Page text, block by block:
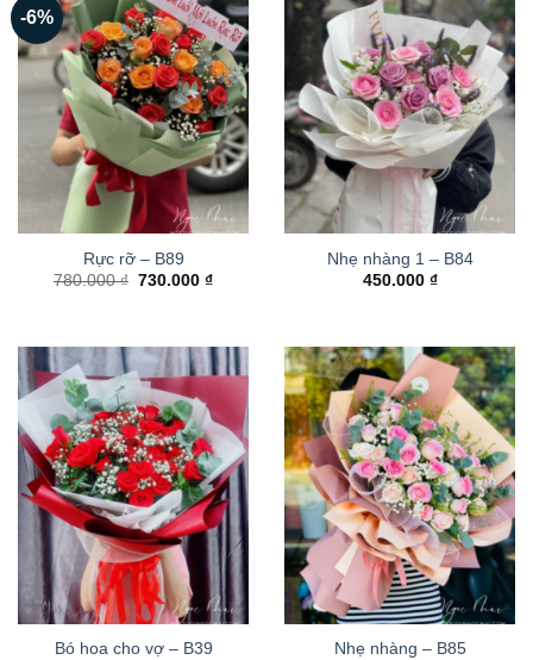
-6%
Rực rỡ – B89
780.000₫ Giá
730.000₫Giá
Nhẹ nhàng 1 – B84
450.000 ₫
Bó hoa cho vợ – B39
Nhẹ nhàng – B85